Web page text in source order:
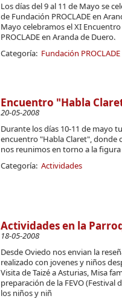
Los días del 9 al 11 de Mayo se
de Fundación PROCLADE en
Mayo celebramos el XI
PROCLADE en Aranda de Duero.
Categoría: Fundación PROCLADE
Encuentro "Habla
20-05-2008
Durante los días 10-11 de mayo
encuentro "Habla Claret", donde
nos reunimos en torno a la figura
Categoría: Actividades
Actividades en la
18-05-2008
Desde Oviedo nos envian la
realizado con jovenes y niños
Visita de Taizé a Asturias, Misa
preparación de la FEVO (Festival
los niños y niñ